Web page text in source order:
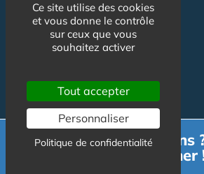
CGU
Mentions légales
Contact
Besoin d'informations
accompagner
Ce site utilise des cookies
et vous donne le contrôle
sur ceux que vous
souhaitez activer
Tout accepter
Personnaliser
Politique de confidentialité